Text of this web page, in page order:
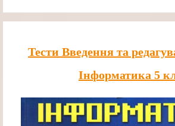
Тести Введення та
Інформатика 5